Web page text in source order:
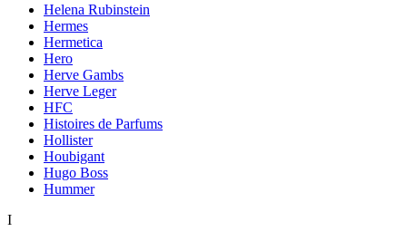
Helena Rubinstein
Hermes
Hermetica
Hero
Herve Gambs
Herve Leger
HFC
Histoires de Parfums
Hollister
Houbigant
Hugo Boss
Hummer
I